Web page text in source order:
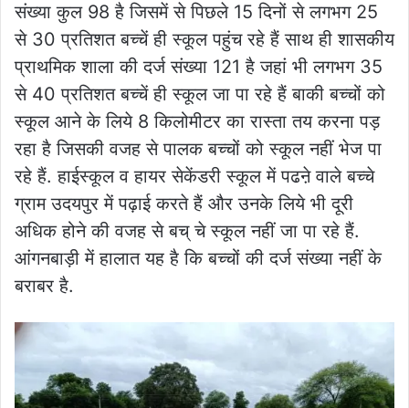
संख्या कुल 98 है जिसमें से पिछले 15 दिनों से लगभग 25
से 30 प्रतिशत बच्चें ही स्कूल पहुंच रहे हैं साथ ही शासकीय
प्राथमिक शाला की दर्ज संख्या 121 है जहां भी लगभग 35
से 40 प्रतिशत बच्चें ही स्कूल जा पा रहे हैं बाकी बच्चों को
स्कूल आने के लिये 8 किलोमीटर का रास्ता तय करना पड़
रहा है जिसकी वजह से पालक बच्चों को स्कूल नहीं भेज पा
रहे हैं. हाईस्कूल व हायर सेकेंडरी स्कूल में पढऩे वाले बच्चे
ग्राम उदयपुर में पढ़ाई करते हैं और उनके लिये भी दूरी
अधिक होने की वजह से बच् चे स्कूल नहीं जा पा रहे हैं.
आंगनबाड़ी में हालात यह है कि बच्चों की दर्ज संख्या नहीं के
बराबर है.